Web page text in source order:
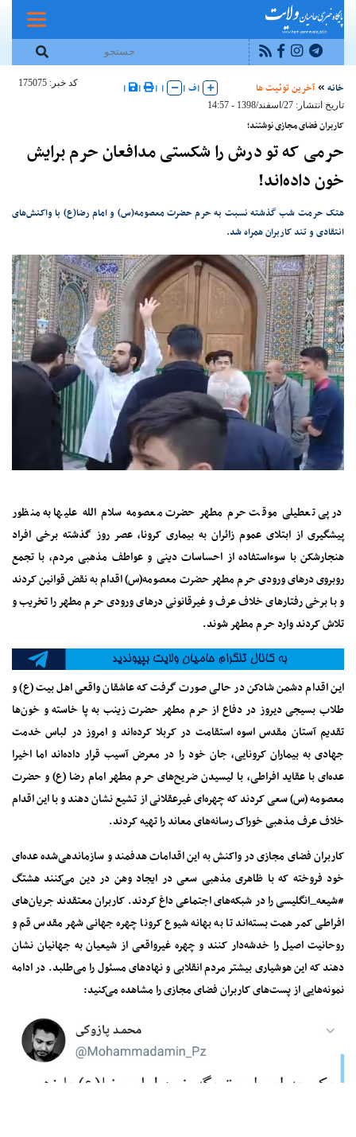
خانه آخرین توئیت ها |ف |
|
|
|
|
کد خبر: 175075
تاریخ انتشار: 27/اسفند/1398 - 14:57
کاربران فضای مجازی نوشتند؛
حرمی که تو درش را شکستی مدافعان حرم برایش
خون داده‌اند!
هتک حرمت شب گذشته نسبت به حرم حضرت معصومه(س) و امام رضا(ع) با واکنش‌های
انتقادی و تند کاربران همراه شد.
در پی تعطیلی موقت حرم مطهر حضرت معصومه سلام الله علیها به منظور
پیشگیری از ابتلای عموم زائران به بیماری کرونا، عصر روز گذشته برخی افراد
هنجارشکن با سوءاستفاده از احساسات دینی و عواطف مذهبی مردم، با تجمع
روبروی درهای ورودی حرم مطهر حضرت معصومه(س) اقدام به نقض قوانین کردند
و با برخی رفتارهای خلاف عرف و غیرقانونی درهای ورودی حرم مطهر را تخریب و
تلاش کردند وارد حرم مطهر شوند.
این اقدام دشمن شادکن در حالی صورت گرفت که عاشقان واقعی اهل بیت (ع) و
طلاب بسیجی دیروز در دفاع از حرم مطهر حضرت زینب به پا خاسته و خون‌ها
تقدیم آستان مقدس اسوه استقامت در کربلا کرده‌اند و امروز در لباس خدمت
جهادی به بیماران کرونایی، جان خود را در معرض آسیب قرار داده‌اند اما اخیرا
عده‌ای با عقاید افراطی، با لیسیدن ضریح‌های حرم مطهر امام رضا (ع) و حضرت
معصومه (س) سعی کردند که چهره‌ای غیرعقلانی از تشیع نشان دهند و با این اقدام
خلاف عرف مذهبی خوراک رسانه‌های معاند را تهیه کردند.
کاربران فضای مجازی در واکنش به این اقدامات هدفمند و سازماندهی‌شده عده‌ای
خود فروخته که با ظاهری مذهبی سعی در ایجاد وهن در دین می‌کنند هشتگ
#شیعه_انگلیسی را در شبکه‌های اجتماعی داغ کردند. کاربران معتقدند جریان‌های
افراطی کمر همت بسته‌اند تا به بهانه شیوع کرونا چهره جهانی شهر مقدس قم و
روحانیت اصیل را خدشه‌دار کنند و چهره غیرواقعی از شیعیان به جهانیان نشان
دهند که این هوشیاری بیشتر مردم انقلابی و نهادهای مسئول را می‌طلبد. در ادامه
نمونه‌هایی از پست‌های کاربران فضای مجازی را مشاهده می‌کنید: